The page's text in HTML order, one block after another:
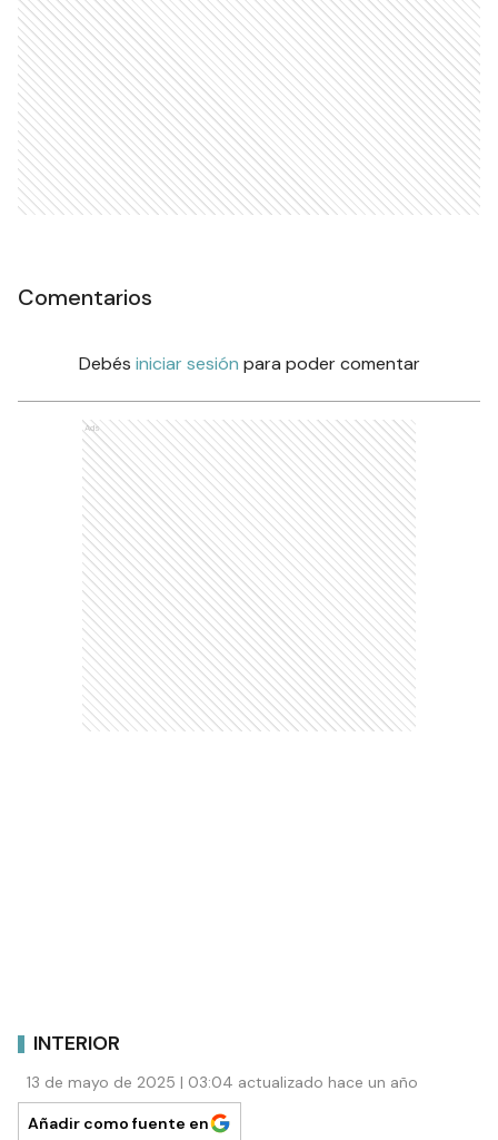
Comentarios
Debés iniciar sesión para poder comentar
Ads
INTERIOR
13 de mayo de 2025 | 03:04 actualizado hace un año
Añadir como fuente en